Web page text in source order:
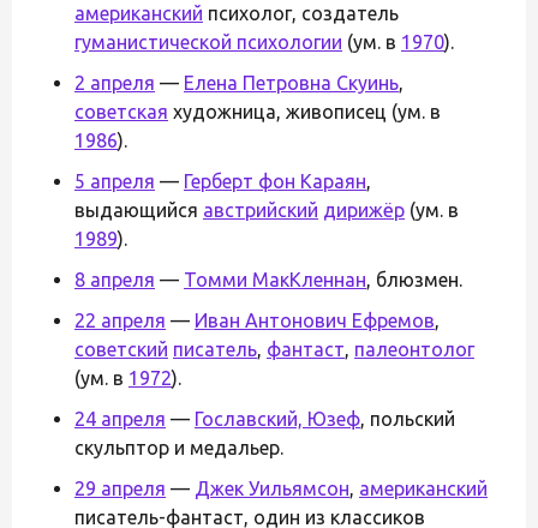
американский психолог, создатель
гуманистической психологии (ум. в 1970).
2 апреля — Елена Петровна Скуинь,
советская художница, живописец (ум. в
1986).
5 апреля — Герберт фон Караян,
выдающийся австрийский дирижёр (ум. в
1989).
8 апреля — Томми МакКленнан, блюзмен.
22 апреля — Иван Антонович Ефремов,
советский писатель, фантаст, палеонтолог
(ум. в 1972).
24 апреля — Гославский, Юзеф, польский
скульптор и медальер.
29 апреля — Джек Уильямсон, американский
писатель-фантаст, один из классиков